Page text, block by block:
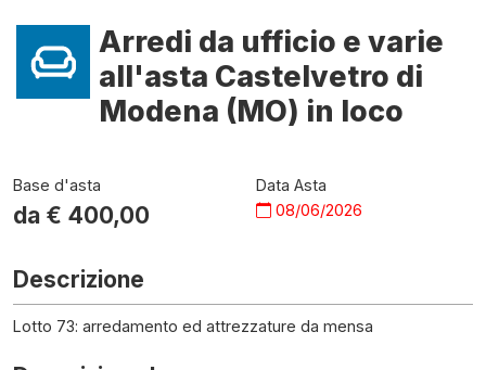
Arredi da ufficio e varie
all'asta Castelvetro di
Modena (MO) in loco
Base d'asta
da € 400,00
Data Asta
08/06/2026
Descrizione
Lotto 73: arredamento ed attrezzature da mensa